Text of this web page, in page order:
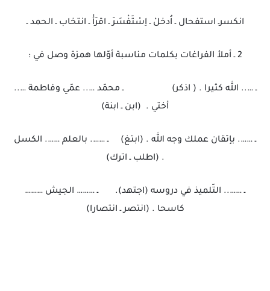
انكسرـ استفحال ـ اُدخلْ ـ اِسْتَفْسَرَ ـ اقرَأْ ـ انتخاب ـ الحمد ـ
2 ـ أملأ الفراغات بكلمات مناسبة أوّلها همزة وصل في :
ـ ….. الله كثيرا . ( اذكر) ـ محمّد ….. عمّي وفاطمة …..
أختي . (ابن ـ ابنة)
ـ ……. بإتقان عملك وجه الله . (ابتغ) ـ ……. بالعلم ……. الكسل
. (اطلب ـ اترك)
ـ …….. التّلميذ في دروسه (اجتهد). ـ ……… الجيش ………
كاسحا . (انتصر ـ انتصارا)